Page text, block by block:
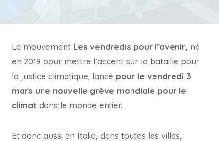
Le mouvement Les vendredis pour l’avenir, né
en 2019 pour mettre l’accent sur la bataille pour
la justice climatique, lancé pour le vendredi 3
mars une nouvelle grève mondiale pour le
climat dans le monde entier.
Et donc aussi en Italie, dans toutes les villes,